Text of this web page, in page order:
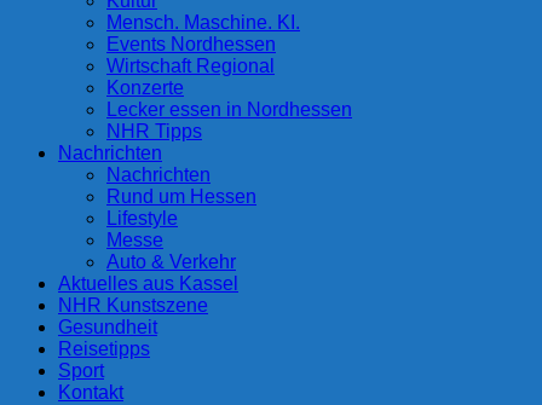
Mensch. Maschine. KI.
Events Nordhessen
Wirtschaft Regional
Konzerte
Lecker essen in Nordhessen
NHR Tipps
Nachrichten
Nachrichten
Rund um Hessen
Lifestyle
Messe
Auto & Verkehr
Aktuelles aus Kassel
NHR Kunstszene
Gesundheit
Reisetipps
Sport
Kontakt